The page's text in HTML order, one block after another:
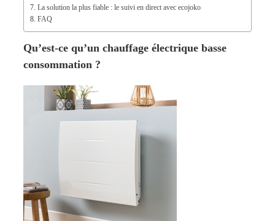
La solution la plus fiable : le suivi en direct avec ecojoko
FAQ
Qu’est-ce qu’un chauffage électrique basse
consommation ?